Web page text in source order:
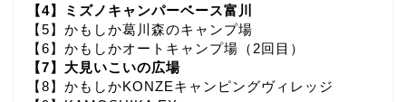
【4】ミズノキャンパーベース富川
【5】かもしか葛川森のキャンプ場
【6】かもしかオートキャンプ場（2回目）
【7】大見いこいの広場
【8】かもしかKONZEキャンピングヴィレッジ